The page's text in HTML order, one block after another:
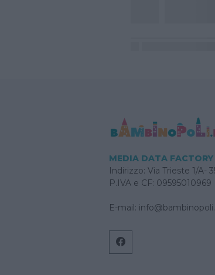
MEDIA DATA FACTORY
Indirizzo: Via Trieste 1/A-
P.IVA e CF: 09595010969
E-mail: